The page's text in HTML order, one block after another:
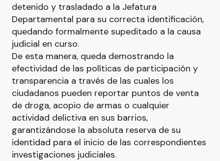
detenido y trasladado a la Jefatura
Departamental para su correcta identificación,
quedando formalmente supeditado a la causa
judicial en curso.
De esta manera, queda demostrando la
efectividad de las políticas de participación y
transparencia a través de las cuales los
ciudadanos pueden reportar puntos de venta
de droga, acopio de armas o cualquier
actividad delictiva en sus barrios,
garantizándose la absoluta reserva de su
identidad para el inicio de las correspondientes
investigaciones judiciales.